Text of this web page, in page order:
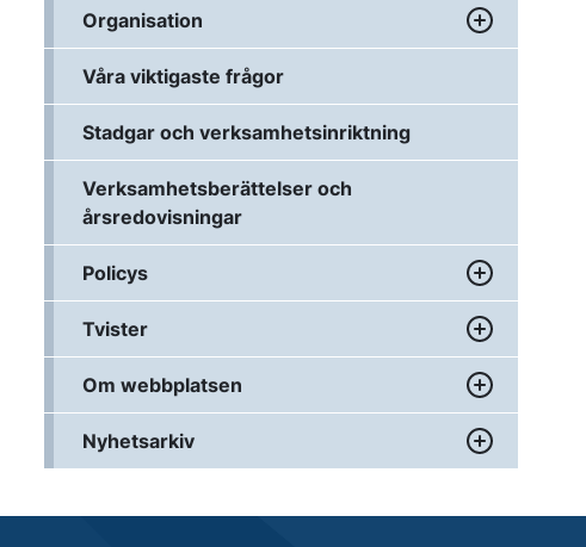
Organisation
Våra viktigaste frågor
Stadgar och verksamhetsinriktning
Verksamhetsberättelser och
årsredovisningar
Policys
Tvister
Om webbplatsen
Nyhetsarkiv